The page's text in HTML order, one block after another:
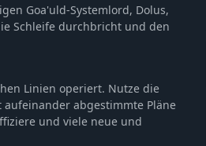
Goa'uld-Systemlord, Dolus,
Schleife durchbricht und den
Linien operiert. Nutze die
abgestimmte Pläne
und viele neue und